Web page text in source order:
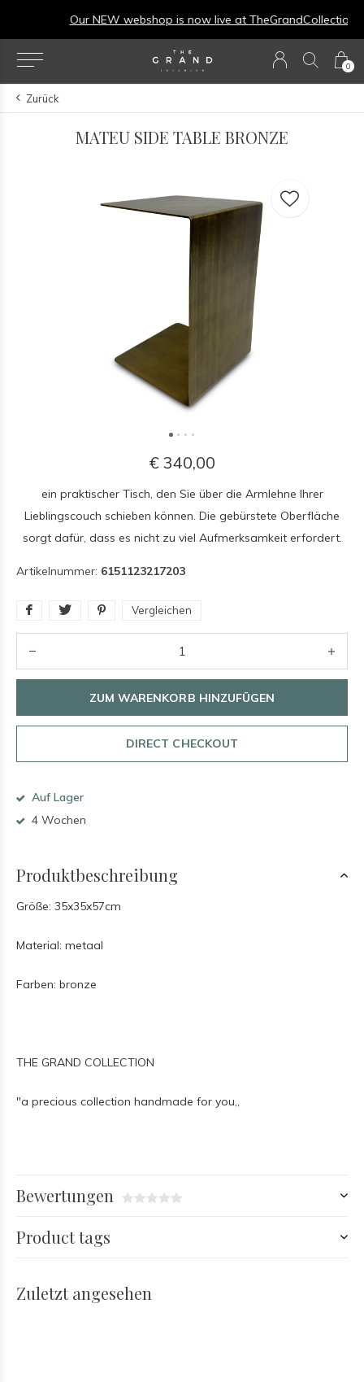
0
Our NEW webshop is now live atTheGrandCollection.eu
Zurück
MATEU SIDE TABLE BRONZE
€ 340,00
ein praktischer Tisch, den Sie über die Armlehne Ihrer
Lieblingscouch schieben können. Die gebürstete Oberfläche
sorgt dafür, dass es nicht zu viel Aufmerksamkeit erfordert.
Artikelnummer: 6151123217203
Vergleichen
ZUM WARENKORB HINZUFÜGEN
DIRECT CHECKOUT
Auf Lager
4 Wochen
Produktbeschreibung
Größe: 35x35x57cm
Material: metaal
Farben: bronze
THE GRAND COLLECTION
"a precious collection handmade for you,,
Bewertungen
Product tags
Zuletzt angesehen